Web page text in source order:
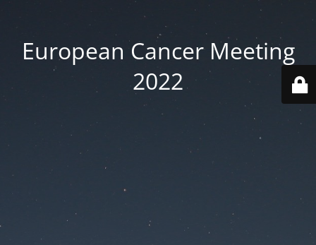
European Cancer Meeting
2022